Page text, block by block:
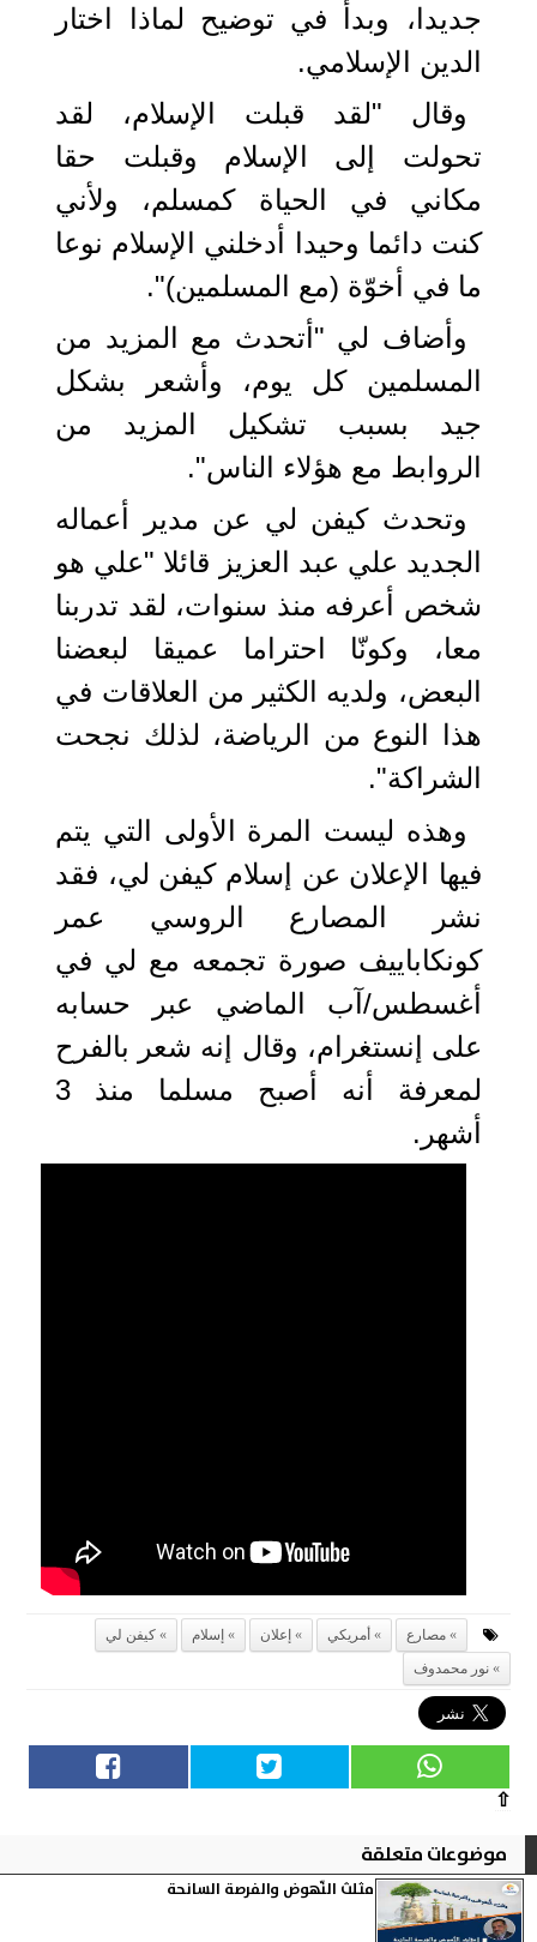
جديدا، وبدأ في توضيح لماذا اختار
الدين الإسلامي.
وقال "لقد قبلت الإسلام، لقد
تحولت إلى الإسلام وقبلت حقا
مكاني في الحياة كمسلم، ولأني
كنت دائما وحيدا أدخلني الإسلام نوعا
ما في أخوّة (مع المسلمين)".
وأضاف لي "أتحدث مع المزيد من
المسلمين كل يوم، وأشعر بشكل
جيد بسبب تشكيل المزيد من
الروابط مع هؤلاء الناس".
وتحدث كيفن لي عن مدير أعماله
الجديد علي عبد العزيز قائلا "علي هو
شخص أعرفه منذ سنوات، لقد تدربنا
معا، وكونّا احتراما عميقا لبعضنا
البعض، ولديه الكثير من العلاقات في
هذا النوع من الرياضة، لذلك نجحت
الشراكة".
وهذه ليست المرة الأولى التي يتم
فيها الإعلان عن إسلام كيفن لي، فقد
نشر المصارع الروسي عمر
كونكاباييف صورة تجمعه مع لي في
أغسطس/آب الماضي عبر حسابه
على إنستغرام، وقال إنه شعر بالفرح
لمعرفة أنه أصبح مسلما منذ 3
أشهر.
مصارع أمريكي إعلان إسلام
كيفن لي
نور محمدوف
⇧
موضوعات متعلقة
مثلث النّهوض والفرصة السانحة